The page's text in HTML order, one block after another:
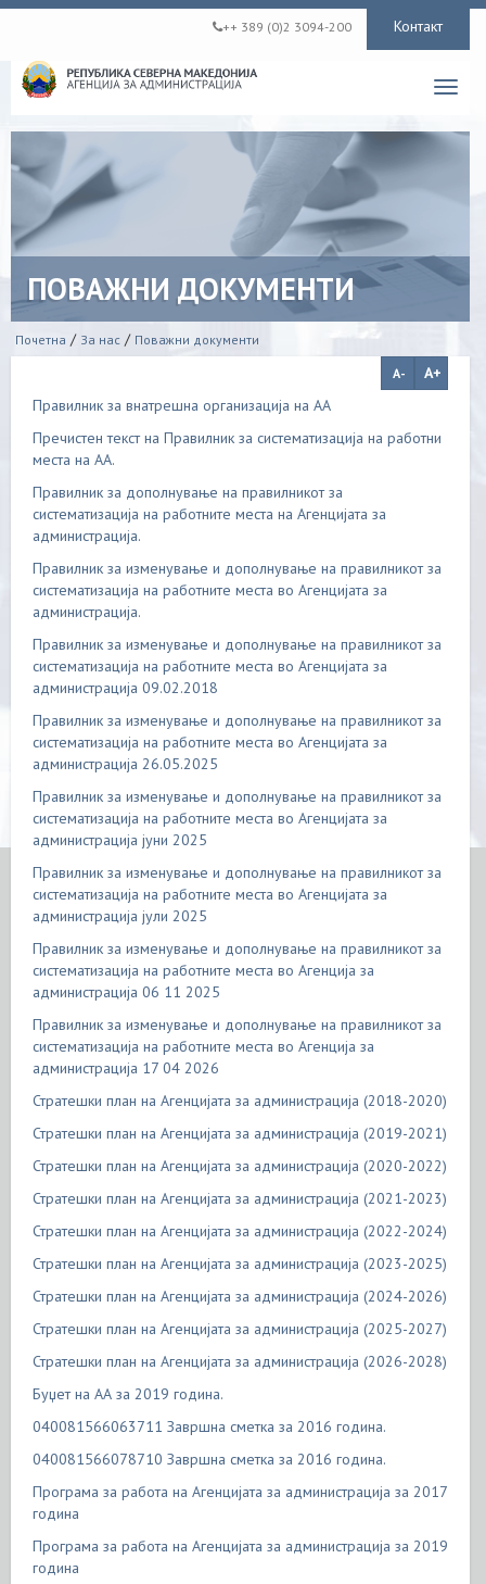
++ 389 (0)2 3094-200 Контакт
ПОВАЖНИ ДОКУМЕНТИ
Почетна / За нас / Поважни документи
Правилник за внатрешна организација на АА
Пречистен текст на Правилник за систематизација на работни
места на АА.
Правилник за дополнување на правилникот за
систематизација на работните места на Агенцијата за
администрација.
Правилник за изменување и дополнување на правилникот за
систематизација на работните места во Агенцијата за
администрација.
Правилник за изменување и дополнување на правилникот за
систематизација на работните места во Aгенцијата за
администрација 09.02.2018
Правилник за изменување и дополнување на правилникот за
систематизација на работните места во Aгенцијата за
администрација 26.05.2025
Правилник за изменување и дополнување на правилникот за
систематизација на работните места во Aгенцијата за
администрација јуни 2025
Правилник за изменување и дополнување на правилникот за
систематизација на работните места во Aгенцијата за
администрација јули 2025
Правилник за изменување и дополнување на правилникот за
систематизација на работните места во Агенција за
администрација 06 11 2025
Правилник за изменување и дополнување на правилникот за
систематизација на работните места во Агенција за
администрација 17 04 2026
Стратешки план на Агенцијата за администрација (2018-2020)
Стратешки план на Агенцијата за администрација (2019-2021)
Стратешки план на Агенцијата за администрација (2020-2022)
Стратешки план на Агенцијата за администрација (2021-2023)
Стратешки план на Агенцијата за администрација (2022-2024)
Стратешки план на Агенцијата за администрација (2023-2025)
Стратешки план на Агенцијата за администрација (2024-2026)
Стратешки план на Агенцијата за администрација (2025-2027)
Стратешки план на Агенцијата за администрација (2026-2028)
Буџет на АА за 2019 година.
040081566063711 Завршна сметка за 2016 година.
040081566078710 Завршна сметка за 2016 година.
Програма за работа на Агенцијата за администрација за 2017
година
Програма за работа на Агенцијата за администрација за 2019
година